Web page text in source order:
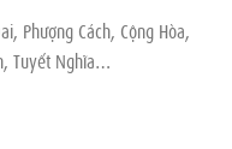
Phượng Cách, Cộng Hòa,
Tuyết Nghĩa…